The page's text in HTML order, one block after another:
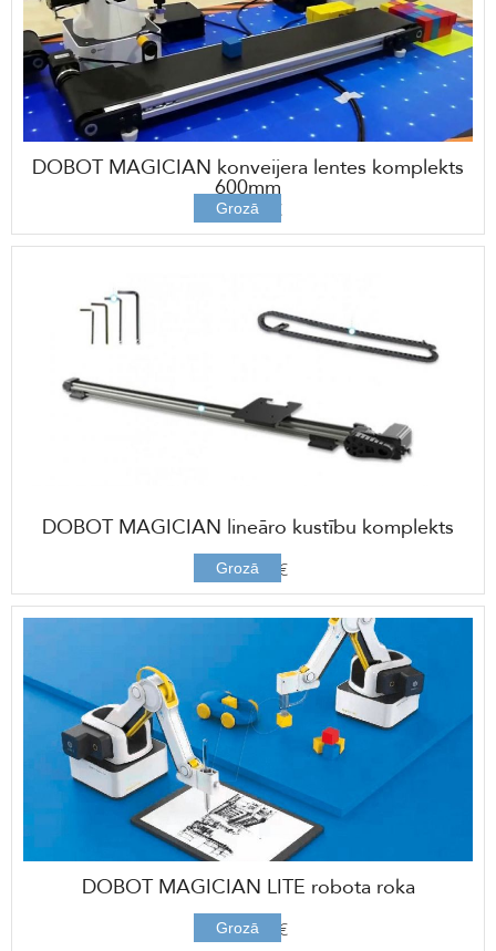
DOBOT MAGICIAN konveijera lentes komplekts
600mm
676,00 €
Grozā
DOBOT MAGICIAN lineāro kustību komplekts
1334,00 €
Grozā
DOBOT MAGICIAN LITE robota roka
1186,00 €
Grozā